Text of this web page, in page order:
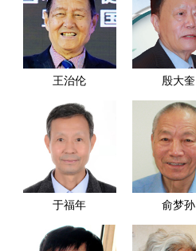
王治伦 殷大奎
于福年 俞梦孙